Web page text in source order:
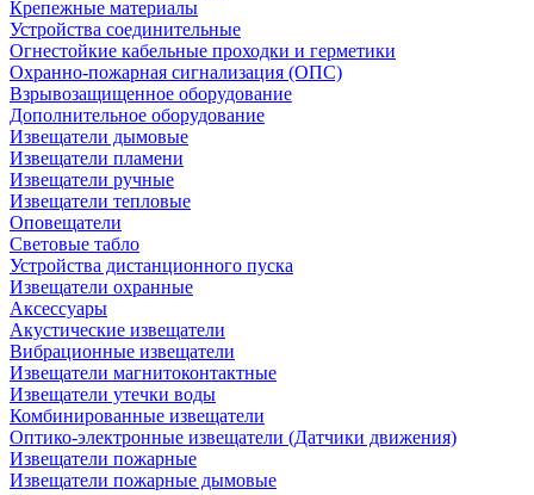
Крепежные материалы
Устройства соединительные
Огнестойкие кабельные проходки и герметики
Охранно-пожарная сигнализация (ОПС)
Взрывозащищенное оборудование
Дополнительное оборудование
Извещатели дымовые
Извещатели пламени
Извещатели ручные
Извещатели тепловые
Оповещатели
Световые табло
Устройства дистанционного пуска
Извещатели охранные
Аксессуары
Акустические извещатели
Вибрационные извещатели
Извещатели магнитоконтактные
Извещатели утечки воды
Комбинированные извещатели
Оптико-электронные извещатели (Датчики движения)
Извещатели пожарные
Извещатели пожарные дымовые